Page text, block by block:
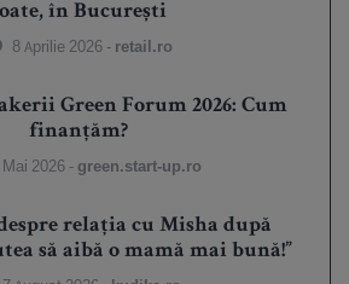
în București
8 Aprilie 2026 - retail.ro
Green Forum 2026: Cum
finanțăm?
Mai 2026 - green.start-up.ro
relația cu Misha după
să aibă o mamă mai bună!”